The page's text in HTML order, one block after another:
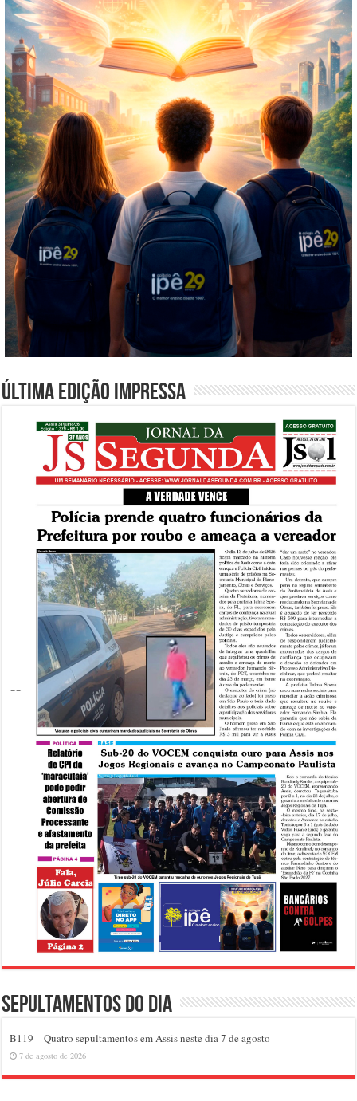
Última edição impressa
Sepultamentos do dia
B119 – Quatro sepultamentos em Assis neste dia 7 de agosto
7 de agosto de 2026